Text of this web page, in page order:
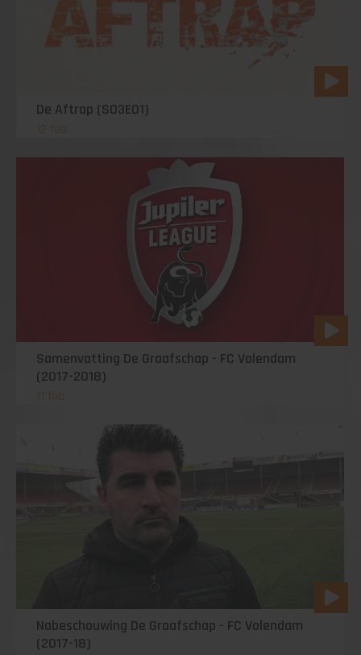
De Aftrap (S03E01)
12 feb
Samenvatting De Graafschap - FC Volendam
(2017-2018)
11 feb
Nabeschouwing De Graafschap - FC Volendam
(2017-18)